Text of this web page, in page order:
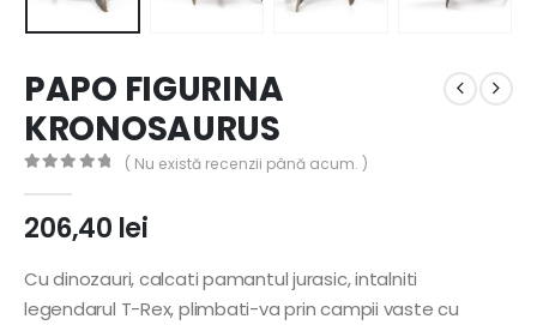
PAPO FIGURINA
KRONOSAURUS
( Nu există recenzii până acum. )
206,40 lei
Cu dinozauri, calcati pamantul jurasic, intalniti
legendarul T-Rex, plimbati-va prin campii vaste cu